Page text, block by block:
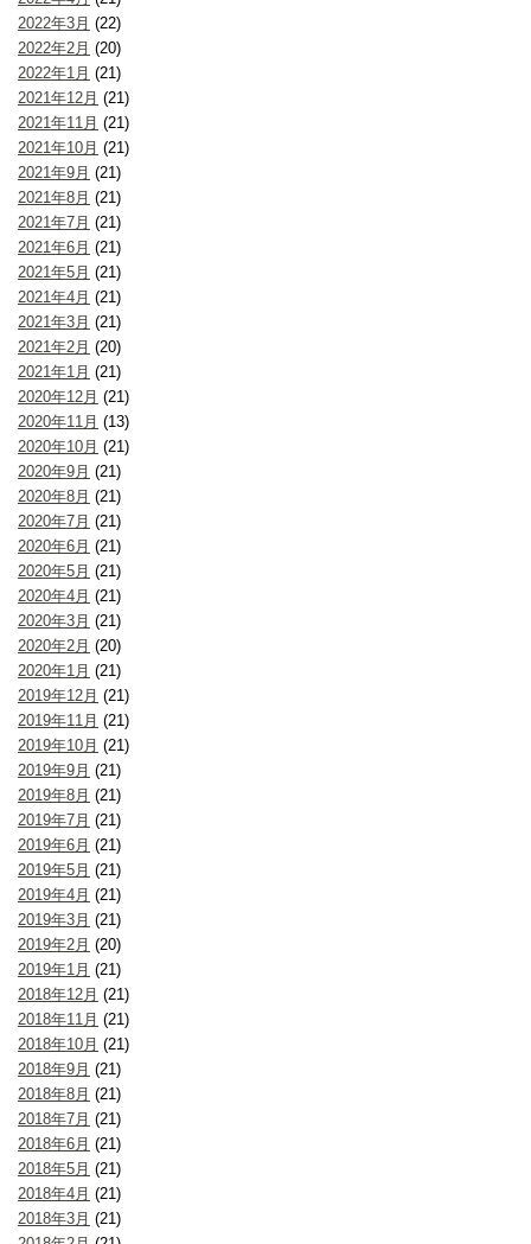
2022年3月 (22)
2022年2月 (20)
2022年1月 (21)
2021年12月 (21)
2021年11月 (21)
2021年10月 (21)
2021年9月 (21)
2021年8月 (21)
2021年7月 (21)
2021年6月 (21)
2021年5月 (21)
2021年4月 (21)
2021年3月 (21)
2021年2月 (20)
2021年1月 (21)
2020年12月 (21)
2020年11月 (13)
2020年10月 (21)
2020年9月 (21)
2020年8月 (21)
2020年7月 (21)
2020年6月 (21)
2020年5月 (21)
2020年4月 (21)
2020年3月 (21)
2020年2月 (20)
2020年1月 (21)
2019年12月 (21)
2019年11月 (21)
2019年10月 (21)
2019年9月 (21)
2019年8月 (21)
2019年7月 (21)
2019年6月 (21)
2019年5月 (21)
2019年4月 (21)
2019年3月 (21)
2019年2月 (20)
2019年1月 (21)
2018年12月 (21)
2018年11月 (21)
2018年10月 (21)
2018年9月 (21)
2018年8月 (21)
2018年7月 (21)
2018年6月 (21)
2018年5月 (21)
2018年4月 (21)
2018年3月 (21)